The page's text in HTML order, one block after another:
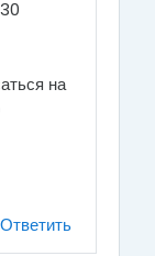
на
Ответить